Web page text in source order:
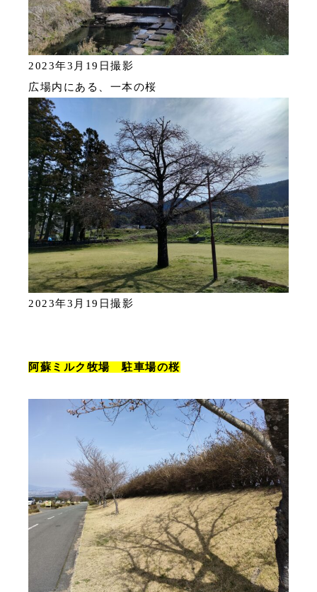
2023年3月19日撮影
広場内にある、一本の桜
2023年3月19日撮影
阿蘇ミルク牧場 駐車場の桜